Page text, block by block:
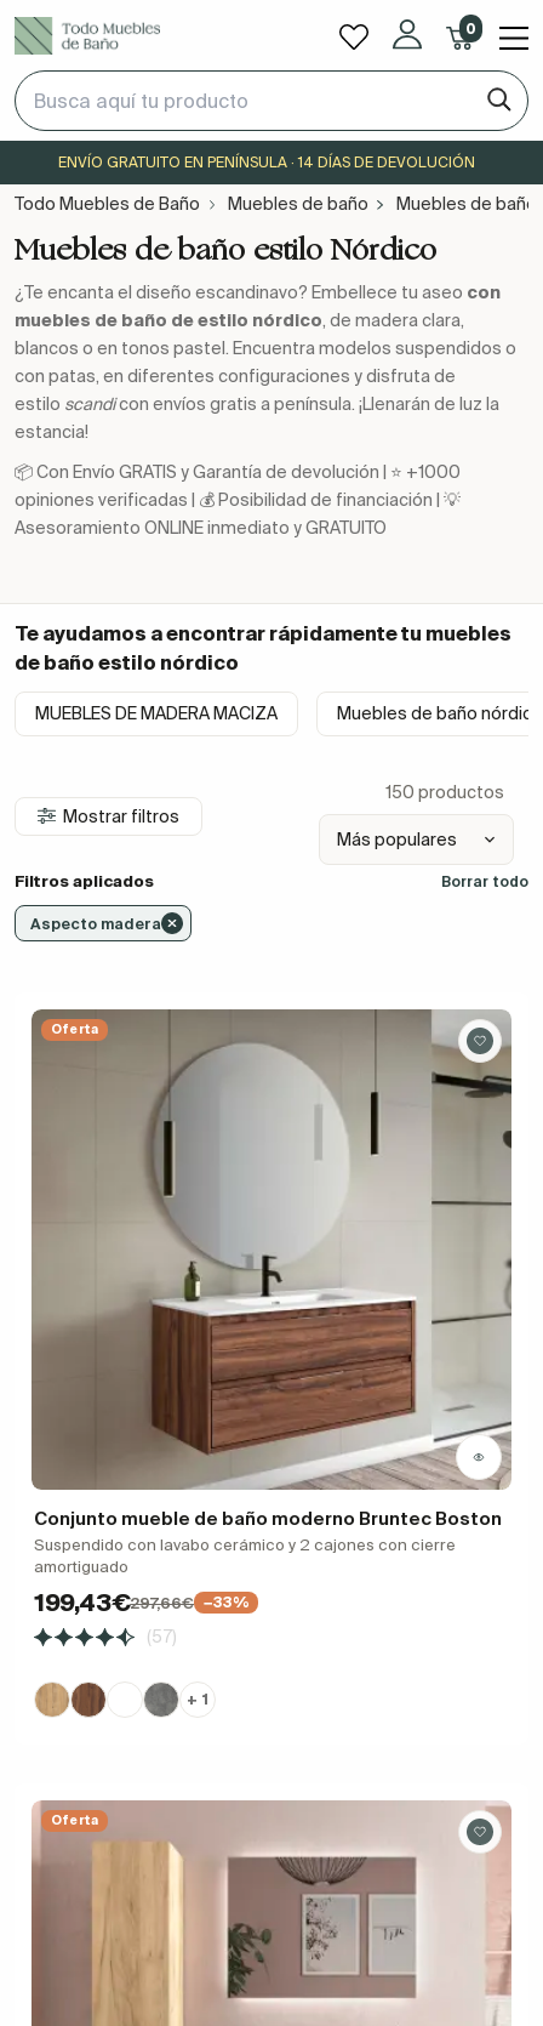
0
ENVÍO GRATUITO EN PENÍNSULA · 14 DÍAS DE DEVOLUCIÓN
Todo Muebles de Baño Muebles de baño Muebles de
Muebles de baño estilo Nórdico
¿Te encanta el diseño escandinavo? Embellece tu aseo con
muebles de baño de estilo nórdico, de madera clara,
blancos o en tonos pastel. Encuentra modelos suspendidos o
con patas, en diferentes configuraciones y disfruta de
estilo scandicon envíos gratis a península. ¡Llenarán de luz la
estancia!
📦 Con Envío GRATIS y Garantía de devolución | ⭐ +1000
opiniones verificadas | 💰 Posibilidad de financiación | 💡
Asesoramiento ONLINE inmediato y GRATUITO
Te ayudamos a encontrar rápidamente tu muebles
de baño estilo nórdico
MUEBLES DE MADERA MACIZA Muebles de baño
Mostrar filtros
150 productos
Filtros aplicados Borrar todo
Aspecto madera
Oferta
Conjunto mueble de baño moderno Bruntec Boston
Suspendido con lavabo cerámico y 2 cajones con cierre
amortiguado
199,43€297,66€ −33%
(57)
+ 1
Oferta